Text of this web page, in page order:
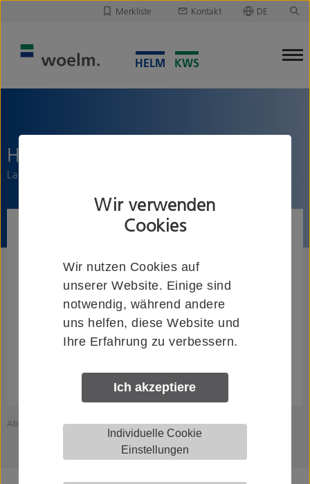
Wir verwenden
Cookies
Wir nutzen Cookies auf
unserer Website. Einige sind
notwendig, während andere
uns helfen, diese Website und
Ihre Erfahrung zu verbessern.
Ich akzeptiere
Individuelle Cookie
Einstellungen
Merkliste Kontakt DE
HELM 53/73
Laufschiene, seitlich gebohrt
Abbildung zeigt HELM 00604600